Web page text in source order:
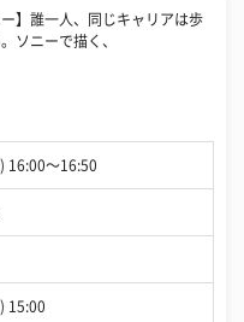
ー】誰一人、同じキャリアは歩
ソニーで描く、
16:00〜16:50
15:00